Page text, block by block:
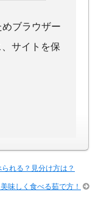
ブラウザー
サイトを保
れる？見分け方は？
味しく食べる茹で方！